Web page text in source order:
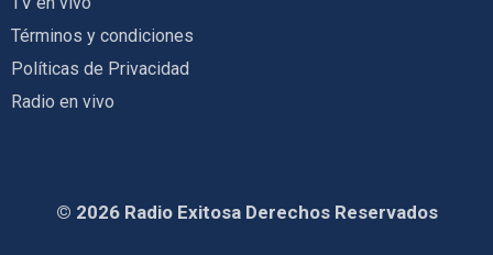
Términos y condiciones
Políticas de Privacidad
Radio en vivo
© 2026 Radio Exitosa Derechos Reservados